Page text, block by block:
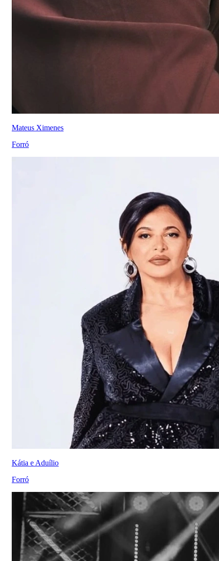
Mateus Ximenes
Forró
Kátia e Aduílio
Forró